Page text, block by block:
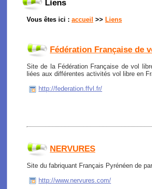
Liens
Vous êtes ici : accueil >> Liens
Fédération Française de
Site de la Fédération Française de vol
liées aux différentes activités vol libre en
http://federation.ffvl.fr/
NERVURES
Site du fabriquant Français Pyrénéen de
http://www.nervures.com/